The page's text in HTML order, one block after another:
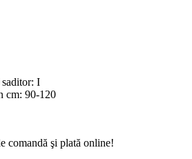
I
cm: 90-120
comandă şi plată online!